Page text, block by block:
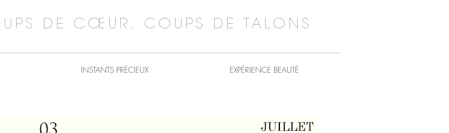
DE CŒUR, COUPS DE TALONS
INSTANTS PRÉCIEUX EXPÉRIENCE BEAUTÉ